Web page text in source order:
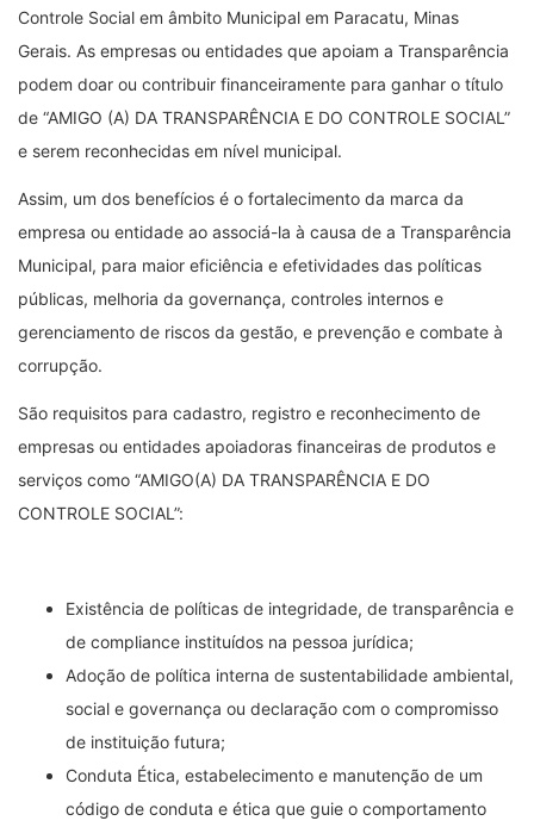
Controle Social em âmbito Municipal em Paracatu, Minas
Gerais. As empresas ou entidades que apoiam a Transparência
podem doar ou contribuir financeiramente para ganhar o título
de “AMIGO (A) DA TRANSPARÊNCIA E DO CONTROLE SOCIAL”
e serem reconhecidas em nível municipal.
Assim, um dos benefícios é o fortalecimento da marca da
empresa ou entidade ao associá-la à causa de a Transparência
Municipal, para maior eficiência e efetividades das políticas
públicas, melhoria da governança, controles internos e
gerenciamento de riscos da gestão, e prevenção e combate à
corrupção.
São requisitos para cadastro, registro e reconhecimento de
empresas ou entidades apoiadoras financeiras de produtos e
serviços como “AMIGO(A) DA TRANSPARÊNCIA E DO
CONTROLE SOCIAL”:
Existência de políticas de integridade, de transparência e
de compliance instituídos na pessoa jurídica;
Adoção de política interna de sustentabilidade ambiental,
social e governança ou declaração com o compromisso
de instituição futura;
Conduta Ética, estabelecimento e manutenção de um
código de conduta e ética que guie o comportamento